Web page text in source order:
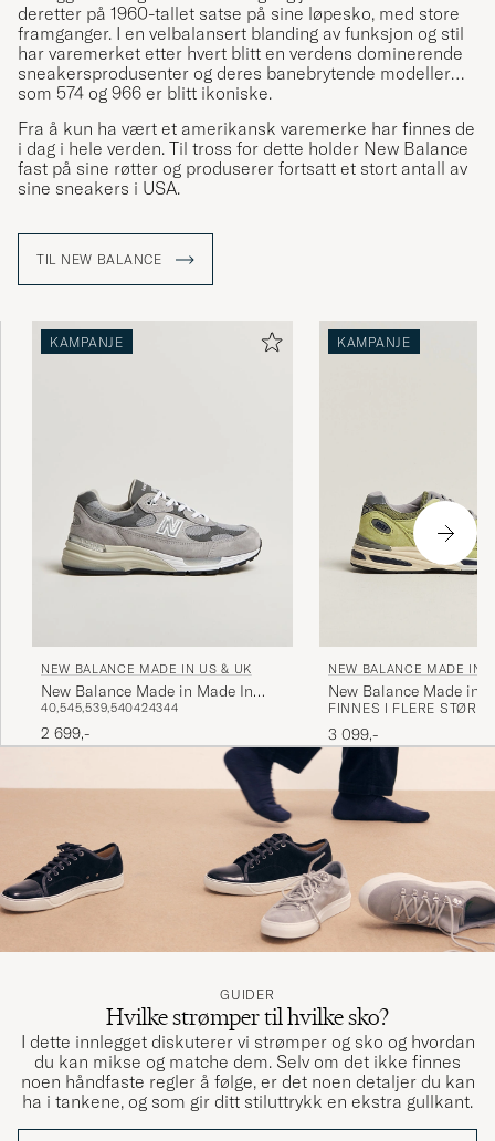
deretter på 1960-tallet satse på sine løpesko, med store
framganger. I en velbalansert blanding av funksjon og stil
har varemerket etter hvert blitt en verdens dominerende
sneakersprodusenter og deres banebrytende modeller
som 574 og 966 er blitt ikoniske.
Fra å kun ha vært et amerikansk varemerke har finnes de
i dag i hele verden. Til tross for dette holder New Balance
fast på sine røtter og produserer fortsatt et stort antall av
sine sneakers i USA.
TIL NEW BALANCE
KAMPANJE
NEW BALANCE MADE IN US & UK
New Balance Made in Made In
USA 992 Sneakers Grey
40,545,539,540424344
2 699,-
KAMPANJE
NEW BALANCE MADE IN
New Balance Made in
991v2 Green Banana
FINNES I FLERE
3 099,-
GUIDER
Hvilke strømper til hvilke sko?
I dette innlegget diskuterer vi strømper og sko og hvordan
du kan mikse og matche dem. Selv om det ikke finnes
noen håndfaste regler å følge, er det noen detaljer du kan
ha i tankene, og som gir ditt stiluttrykk en ekstra gullkant.